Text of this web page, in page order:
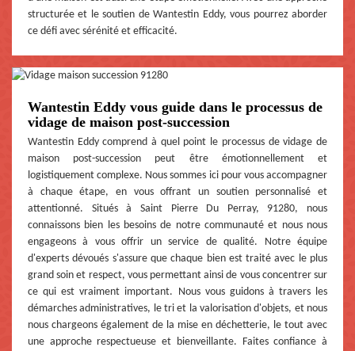
structurée et le soutien de Wantestin Eddy, vous pourrez aborder
ce défi avec sérénité et efficacité.
Wantestin Eddy vous guide dans le processus de
vidage de maison post-succession
Wantestin Eddy comprend à quel point le processus de vidage de
maison post-succession peut être émotionnellement et
logistiquement complexe. Nous sommes ici pour vous accompagner
à chaque étape, en vous offrant un soutien personnalisé et
attentionné. Situés à Saint Pierre Du Perray, 91280, nous
connaissons bien les besoins de notre communauté et nous nous
engageons à vous offrir un service de qualité. Notre équipe
d'experts dévoués s'assure que chaque bien est traité avec le plus
grand soin et respect, vous permettant ainsi de vous concentrer sur
ce qui est vraiment important. Nous vous guidons à travers les
démarches administratives, le tri et la valorisation d'objets, et nous
nous chargeons également de la mise en déchetterie, le tout avec
une approche respectueuse et bienveillante. Faites confiance à